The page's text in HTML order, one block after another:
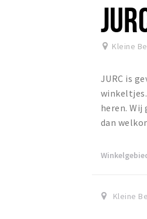
Kleine
JURC is
heren. Wij
dan
Kleine